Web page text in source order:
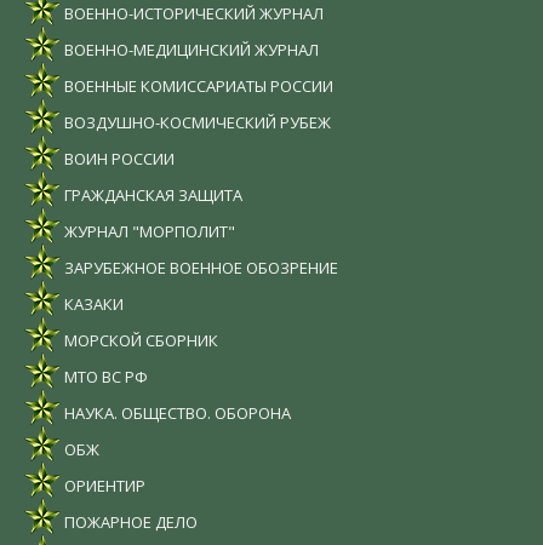
ВОЕННО-ИСТОРИЧЕСКИЙ ЖУРНАЛ
ВОЕННО-МЕДИЦИНСКИЙ ЖУРНАЛ
ВОЕННЫЕ КОМИССАРИАТЫ РОССИИ
ВОЗДУШНО-КОСМИЧЕСКИЙ РУБЕЖ
ВОИН РОССИИ
ГРАЖДАНСКАЯ ЗАЩИТА
ЖУРНАЛ "МОРПОЛИТ"
ЗАРУБЕЖНОЕ ВОЕННОЕ ОБОЗРЕНИЕ
КАЗАКИ
МОРСКОЙ СБОРНИК
МТО ВС РФ
НАУКА. ОБЩЕСТВО. ОБОРОНА
ОБЖ
ОРИЕНТИР
ПОЖАРНОЕ ДЕЛО